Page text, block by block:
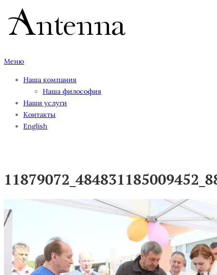
Перейти
содержимому
Меню
Наша компания
Наша философия
Наши услуги
Контакты
English